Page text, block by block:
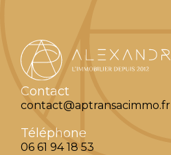
Contact
contact@aptransacimmo.fr
Téléphone
06 61 94 18 53